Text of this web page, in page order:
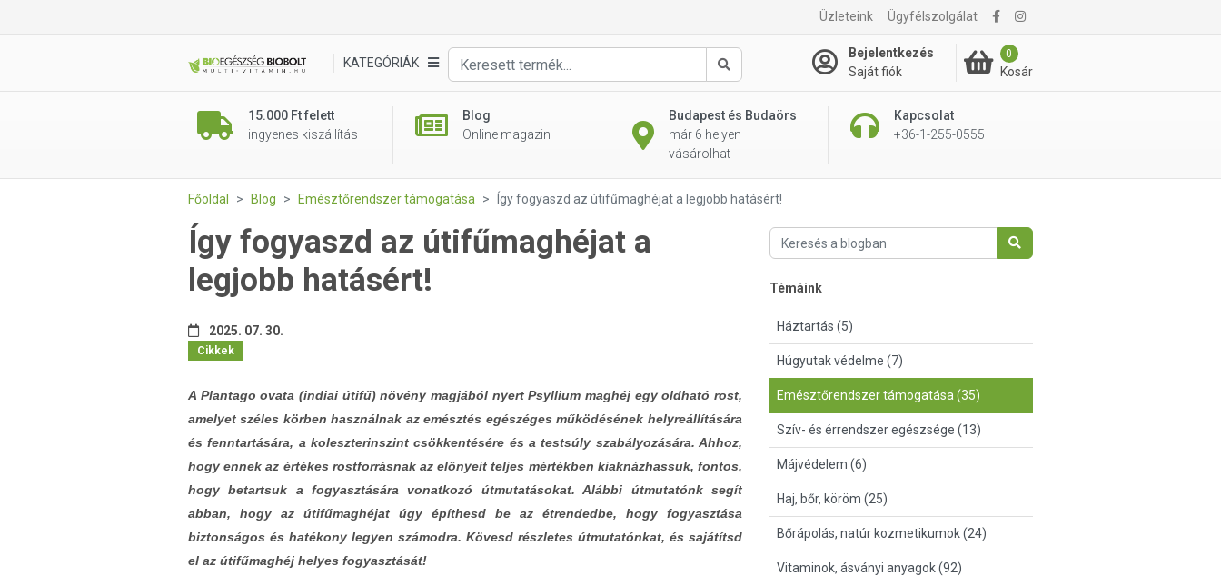
Üzleteink Ügyfélszolgálat
KATEGÓRIÁK
Keresés
Bejelentkezés
Saját fiók
0
Kosár
15.000 Ft felett
ingyenes kiszállítás
Blog
Online magazin
Budapest és Budaörs
már 6 helyen
vásárolhat
Kapcsolat
+36-1-255-0555
Főoldal Blog Emésztőrendszer támogatása Így fogyaszd az útifűmaghéjat a legjobb hatásért!
Így fogyaszd az útifűmaghéjat a
legjobb hatásért!
2025. 07. 30.
Cikkek
A Plantago ovata (indiai útifű) növény magjából nyert Psyllium maghéj egy oldható rost,
amelyet széles körben használnak az emésztés egészéges működésének helyreállítására
és fenntartására, a koleszterinszint csökkentésére és a testsúly szabályozására. Ahhoz,
hogy ennek az értékes rostforrásnak az előnyeit teljes mértékben kiaknázhassuk, fontos,
hogy betartsuk a fogyasztására vonatkozó útmutatásokat. Alábbi útmutatónk segít
abban, hogy az útifűmaghéjat úgy építhesd be az étrendedbe, hogy fogyasztása
biztonságos és hatékony legyen számodra. Kövesd részletes útmutatónkat, és sajátítsd
el az útifűmaghéj helyes fogyasztását!
Témáink
Háztartás (5)
Húgyutak védelme (7)
Emésztőrendszer támogatása (35)
Szív- és érrendszer egészsége (13)
Májvédelem (6)
Haj, bőr, köröm (25)
Bőrápolás, natúr kozmetikumok (24)
Vitaminok, ásványi anyagok (92)